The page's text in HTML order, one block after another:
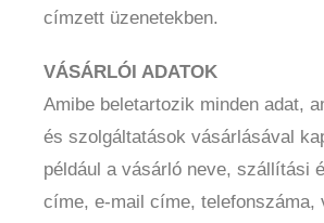
címzett üzenetekben.
VÁSÁRLÓI ADATOK
Amibe beletartozik minden adat,
és szolgáltatások vásárlásával
például a vásárló neve, szállítási
címe, e-mail címe, telefonszáma,